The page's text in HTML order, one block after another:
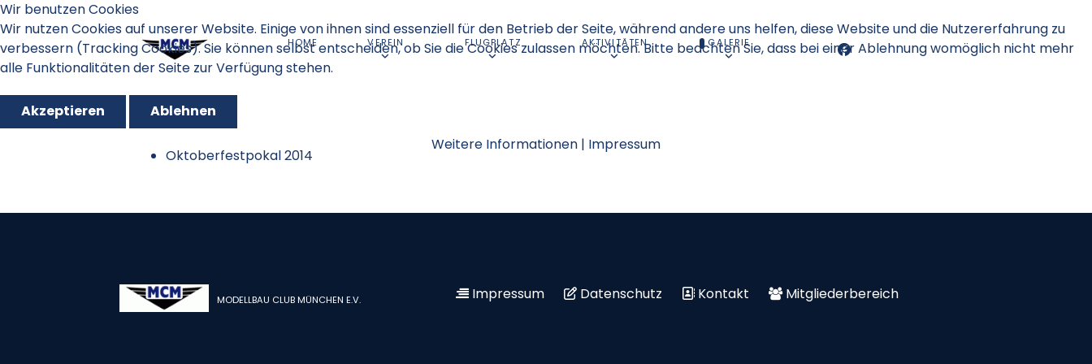
HOME VEREIN FLUGPLATZ AKTIVITÄTEN GALERIE
Oktoberfestpokal 2014
MODELLBAU CLUB MÜNCHEN E.V. Impressum Datenschutz Kontakt Mitgliederbereich
Wir benutzen Cookies
Wir nutzen Cookies auf unserer Website. Einige von ihnen sind essenziell für den Betrieb der Seite, während andere uns helfen, diese Website und die Nutzererfahrung zu
verbessern (Tracking Cookies). Sie können selbst entscheiden, ob Sie die Cookies zulassen möchten. Bitte beachten Sie, dass bei einer Ablehnung womöglich nicht mehr
alle Funktionalitäten der Seite zur Verfügung stehen.
Akzeptieren
Ablehnen
Weitere Informationen | Impressum